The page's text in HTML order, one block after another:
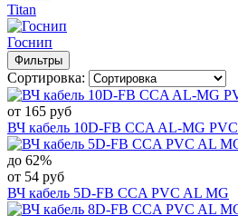
Titan
Госнип
Фильтры
Сортировка:
от 165 руб
ВЧ кабель 10D-FB CCA AL-MG PVC
до 62%
от 54 руб
ВЧ кабель 5D-FB CCA PVC AL MG